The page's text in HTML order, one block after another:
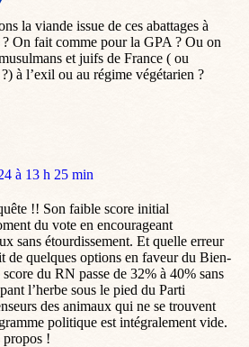
la viande issue de ces abattages à
? On fait comme pour la GPA ? Ou on
et juifs de France ( ou
à l’exil ou au régime végétarien ?
à 13 h 25 min
!! Son faible score initial
du vote en encourageant
sans étourdissement. Et quelle erreur
quelques options en faveur du Bien-
du RN passe de 32% à 40% sans
l’herbe sous le pied du Parti
des animaux qui ne se trouvent
politique est intégralement vide.
propos !